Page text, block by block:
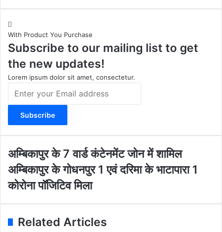
b
g
With Product You Purchase
Subscribe to our mailing list to get
the new updates!
Lorem ipsum dolor sit amet, consectetur.
t
o
r
E
m
a
अ
का
पु
के
वा
अम्बिकापुर के 7 वार्ड कंटेनमेंट जोन में शामिल
अ
का
के
अम्बिकापुर के गोधनपुर 1 एवं दरिमा के भाटापारा 1
कोरोना पॉजिटिव मिला
Related Articles